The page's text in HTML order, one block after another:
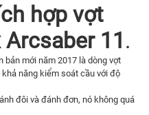
hợp vợt
11.
bản mới năm 2017 là dòng vợt
năng kiểm soát cầu với độ
đôi và đánh đơn, nó không quá